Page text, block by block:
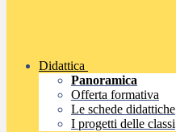
Didattica
Panoramica
Offerta formativa
Le schede didattiche
I progetti delle classi